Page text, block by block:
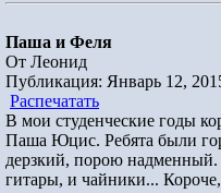
Паша и Феля
От Леонид
Публикация: Январь 12,
Распечатать
В мои студенческие годы
Паша Юцис. Ребята были
дерзкий, порою
гитары, и чайники...